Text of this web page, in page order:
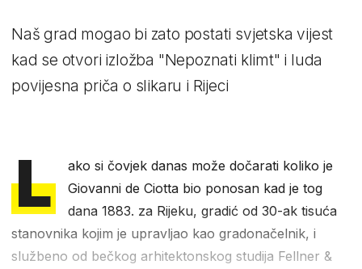
Naš grad mogao bi zato postati svjetska vijest
kad se otvori izložba "Nepoznati klimt" i luda
povijesna priča o slikaru i Rijeci
L
ako si čovjek danas može dočarati koliko je
Giovanni de Ciotta bio ponosan kad je tog
dana 1883. za Rijeku, gradić od 30-ak tisuća
stanovnika kojim je upravljao kao gradonačelnik, i
službeno od bečkog arhitektonskog studija Fellner &